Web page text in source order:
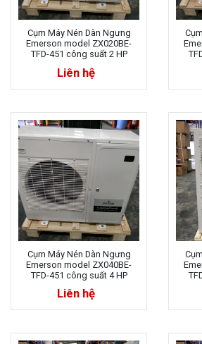
Cụm Máy Nén Dàn Ngưng
Emerson model ZX020BE-
TFD-451 công suất 2 HP
Liên hệ
Cụm Máy Nén Dàn Ngưng
Emerson model ZX040BE-
TFD-451 công suất 4 HP
Liên hệ